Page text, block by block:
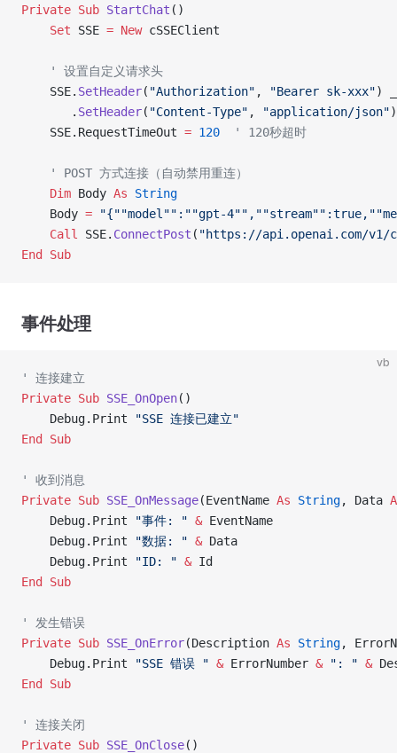
Private Sub StartChat ()
    Set
SSE = New cSSEClient
    ' 设置自定义请求头
    SSE.
SetHeader( "Authorization" , "Bearer sk-xxx") _
       .
SetHeader( "Content-Type" , "application/json")
    SSE.RequestTimeOut
= 120
  ' 120秒超时
    ' POST 方式连接（自动禁用重连）
    Dim
Body As String
    Body
= "{""model"":""gpt-
    Call
SSE. ConnectPost ( "https://api.openai.com/v1/
End Sub
事件处理
vb
' 连接建立
Private Sub SSE_OnOpen()
    Debug.Print
"SSE 连接已建立"
End Sub
' 收到消息
Private Sub SSE_OnMessage(EventName As String, Data
    Debug.Print
"事件: " & EventName
    Debug.Print
"数据: " & Data
    Debug.Print
"ID: " & Id
End Sub
' 发生错误
Private Sub SSE_OnError(Description As String,
    Debug.Print
"SSE 错误 " & ErrorNumber & ": " &
End Sub
' 连接关闭
Private Sub SSE_OnClose()